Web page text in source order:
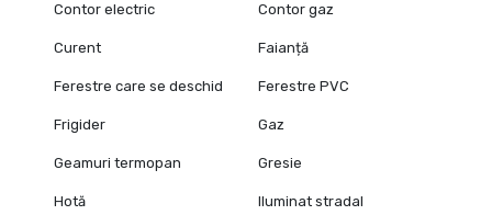
Contor electric Contor gaz
Curent Faianță
Ferestre care se deschid Ferestre PVC
Frigider Gaz
Geamuri termopan Gresie
Hotă Iluminat stradal